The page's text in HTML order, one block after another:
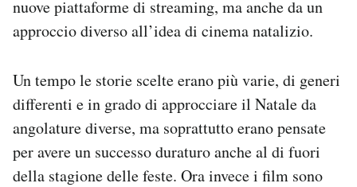
nuove piattaforme di streaming, ma anche da un
approccio diverso all’idea di cinema natalizio.
Un tempo le storie scelte erano più varie, di generi
differenti e in grado di approcciare il Natale da
angolature diverse, ma soprattutto erano pensate
per avere un successo duraturo anche al di fuori
della stagione delle feste. Ora invece i film sono